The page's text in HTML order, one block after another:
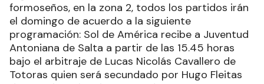
formoseños, en la zona 2, todos los partidos irán
el domingo de acuerdo a la siguiente
programación: Sol de América recibe a Juventud
Antoniana de Salta a partir de las 15.45 horas
bajo el arbitraje de Lucas Nicolás Cavallero de
Totoras quien será secundado por Hugo Fleitas